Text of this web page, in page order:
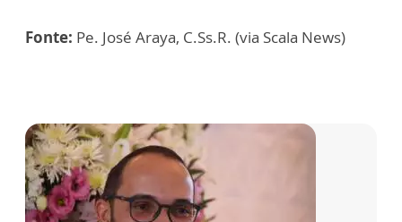
Fonte: Pe. José Araya, C.Ss.R. (via Scala News)